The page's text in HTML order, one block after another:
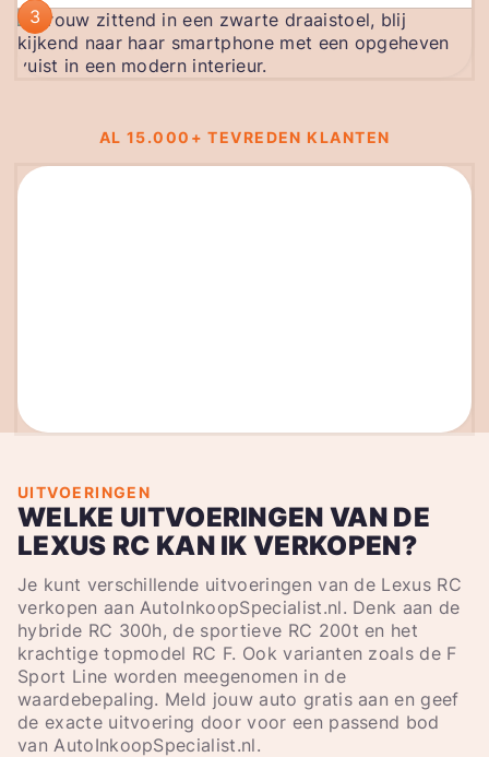
3
AL 15.000+ TEVREDEN KLANTEN
UITVOERINGEN
WELKE UITVOERINGEN VAN DE
LEXUS RC KAN IK VERKOPEN?
Je kunt verschillende uitvoeringen van de Lexus RC
verkopen aan AutoInkoopSpecialist.nl. Denk aan de
hybride RC 300h, de sportieve RC 200t en het
krachtige topmodel RC F. Ook varianten zoals de F
Sport Line worden meegenomen in de
waardebepaling. Meld jouw auto gratis aan en geef
de exacte uitvoering door voor een passend bod
van AutoInkoopSpecialist.nl.